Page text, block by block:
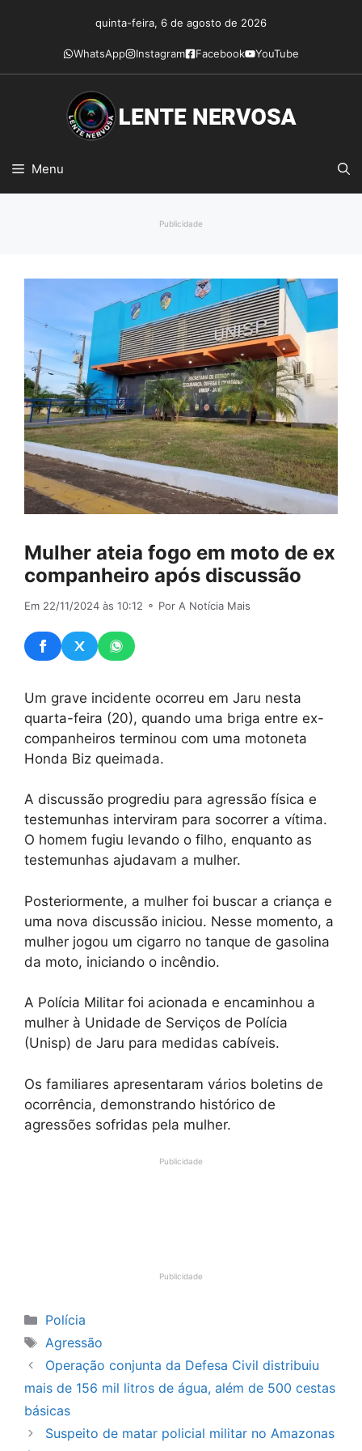
conteúdo
quinta-feira, 6 de agosto de 2026
WhatsApp Instagram Facebook YouTube
Menu
Publicidade
Mulher ateia fogo em moto de ex
companheiro após discussão
Em 22/11/2024 às 10:12 ⚬ Por A Notícia Mais
Um grave incidente ocorreu em Jaru nesta
quarta-feira (20), quando uma briga entre ex-
companheiros terminou com uma motoneta
Honda Biz queimada.
A discussão progrediu para agressão física e
testemunhas interviram para socorrer a vítima.
O homem fugiu levando o filho, enquanto as
testemunhas ajudavam a mulher.
Posteriormente, a mulher foi buscar a criança e
uma nova discussão iniciou. Nesse momento, a
mulher jogou um cigarro no tanque de gasolina
da moto, iniciando o incêndio.
A Polícia Militar foi acionada e encaminhou a
mulher à Unidade de Serviços de Polícia
(Unisp) de Jaru para medidas cabíveis.
Os familiares apresentaram vários boletins de
ocorrência, demonstrando histórico de
agressões sofridas pela mulher.
Publicidade
Publicidade
Categorias
Polícia
Tags
Agressão
Operação conjunta da Defesa Civil distribuiu
mais de 156 mil litros de água, além de 500 cestas
básicas
Suspeito de matar policial militar no Amazonas